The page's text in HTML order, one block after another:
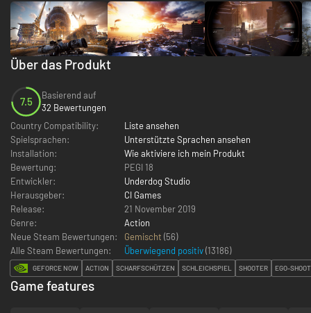
Über das Produkt
7.5
Basierend auf
32 Bewertungen
Country Compatibility:
Liste ansehen
Spielsprachen:
Unterstützte Sprachen ansehen
Installation:
Wie aktiviere ich mein Produkt
Bewertung:
PEGI 18
Entwickler:
Underdog Studio
Herausgeber:
CI Games
Release:
21 November 2019
Genre:
Action
Neue Steam Bewertungen:
Gemischt (56)
Alle Steam Bewertungen:
Überwiegend positiv(13186)
GEFORCE NOW ACTION SCHARFSCHÜTZEN SCHLEICHSPIEL SHOOTER EGO-
Game features